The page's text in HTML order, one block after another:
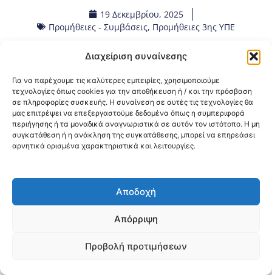
Διαχείριση συναίνεσης
Για να παρέχουμε τις καλύτερες εμπειρίες, χρησιμοποιούμε
τεχνολογίες όπως cookies για την αποθήκευση ή / και την πρόσβαση
σε πληροφορίες συσκευής. Η συναίνεση σε αυτές τις τεχνολογίες θα
μας επιτρέψει να επεξεργαστούμε δεδομένα όπως η συμπεριφορά
περιήγησης ή τα μοναδικά αναγνωριστικά σε αυτόν τον ιστότοπο. Η μη
συγκατάθεση ή η ανάκληση της συγκατάθεσης, μπορεί να επηρεάσει
αρνητικά ορισμένα χαρακτηριστικά και λειτουργίες.
Αποδοχή
Απόρριψη
Προβολή προτιμήσεων
19 Δεκεμβρίου, 2025
Προμήθειες - Συμβάσεις, Προμήθειες 3ης ΥΠΕ
@2026 3ype.gr All rights reserved
Πολιτική Προστασίας Δεδομένων
Θεσσαλονίκη, Ελλάδα Τηλ: +30 2311 226 200
email: 3ype@3ype.gr
Page Visits: 00020 Website Visits: 1595638